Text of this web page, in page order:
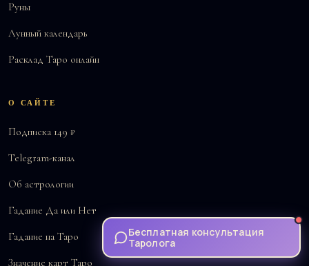
Руны
Лунный календарь
Расклад Таро онлайн
О САЙТЕ
Подписка 149 ₽
Telegram-канал
Об астрологии
Гадание Да или Нет
Гадание на Таро
Значение карт Таро
Бесплатная консультация
Таролога